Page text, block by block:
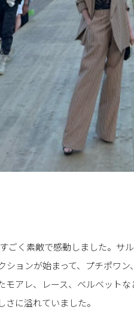
く素敵で感動しました。サ
ションが始まって、プチポワ
モアレ、レース、ベルベット
に溢れていました。